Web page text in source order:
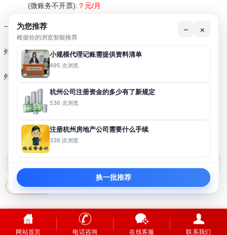
(微账务不开票): ？元/月
一般纳税人:？元/月
外贸商贸出口企业：？元/月
外贸生产出口企业：
下一篇: 财务经理记账服务内容
代理记账价目
Copyright ©杭州裕发隆会计服务有限公司
网站首页 电话咨询 在线客服 联系我们
为您推荐
根据你的浏览智能推荐
– ×
小规模代理记账需提供资料清单
495 次浏览
杭州公司注册资金的多少有了新规定
536 次浏览
注册杭州房地产公司需要什么手续
336 次浏览
换一批推荐